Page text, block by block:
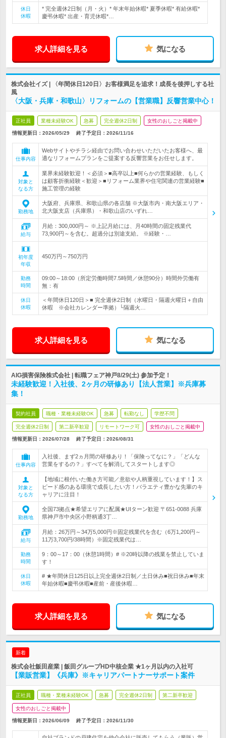
休日
休暇
* 完全週休2日制（月・火）* 年末年始休暇* 夏季休暇* 有給休暇*
慶弔休暇* 出産・育児休暇*…
求人詳細を見る 気になる
株式会社イズ | 〈年間休日120日〉お客様満足を追求！成長を後押しする社
風
〈大阪・兵庫・和歌山〉リフォームの【営業職】反響営業中心！
正社員 業種未経験OK 急募 完全週休2日制 女性のおしごと掲載中
情報更新日：2026/05/29 終了予定日： 2026/11/16
仕事内容
Webサイトやチラシ経由でお問い合わせいただいたお客様へ、最
適なリフォームプランをご提案する反響営業をお任せします。
対象と
なる方
業界未経験歓迎！＜必須＞■高卒以上■何らかの営業経験、もしく
は顧客折衝経験＜歓迎＞■リフォーム業界や住宅関連の営業経験■
施工管理の経験
勤務地
大阪府、兵庫県、和歌山県の各店舗 ※大阪市内・南大阪エリア・
北大阪支店（兵庫県）・和歌山店のいずれ…
給与
月給：300,000円～ ※上記月給には、月40時間の固定残業代
73,900円～を含む。超過分は別途支給。 ※経験・…
初年度
年収
450万円～750万円
勤務
時間
09:00～18:00（所定労働時間7.5時間／休憩90分）時間外労働有
無：有
休日
休暇
＜年間休日120日＞■ 完全週休2日制（水曜日・隔週火曜日＋自由
休暇 ※会社カレンダー準拠）└隔週火…
求人詳細を見る 気になる
AIG損害保険株式会社 | 転職フェア神戸8/29(土) 参加予定！
未経験歓迎！入社後、2ヶ月の研修あり【法人営業】※兵庫募
集！
契約社員 職種・業種未経験OK 急募 転勤なし 学歴不問
完全週休2日制 第二新卒歓迎 リモートワーク可 女性のおしごと掲載中
情報更新日：2026/07/28 終了予定日： 2026/08/31
仕事内容
入社後、まず2ヵ月間の研修あり！「保険ってなに？」「どんな
営業をするの？」すべてを解消してスタートします◎
対象と
なる方
【地域に根付いた働き方可能／意欲や人柄重視しています！】ス
ピード感のある環境で成長したい方！バラエティ豊かな先輩のキ
ャリアに注目！
勤務地
全国73拠点★希望エリアに配属★UIターン歓迎 〒651-0088 兵庫
県神戸市中央区小野柄通3丁…
給与
月給：26万円～34万5,000円※固定残業代を含む（6万1,200円～
11万3,700円/38時間）※固定残業代は…
勤務
時間
9：00～17：00（休憩1時間）# ※20時以降の残業を禁止していま
す！
休日
休暇
# ★年間休日125日以上完全週休2日制／土日休み■祝日休み■年末
年始休暇■慶弔休暇■産前・産後休暇…
求人詳細を見る 気になる
新着
株式会社飯田産業 | 飯田グループHD中核企業 ★1ヶ月以内の入社可
【業販営業】《兵庫》※キャリアパートナーサポート案件
正社員 職種・業種未経験OK 急募 完全週休2日制 第二新卒歓迎
女性のおしごと掲載中
情報更新日：2026/06/09 終了予定日： 2026/11/30